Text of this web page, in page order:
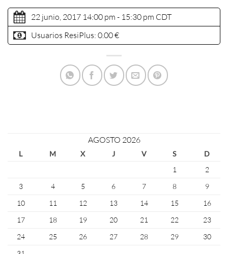
22 junio, 2017 14:00 pm - 15:30 pm CDT
Usuarios ResiPlus: 0.00 €
AGOSTO 2026
L M X J V S
D
1
2
3
4 5 6 7 8
9
10
11 12 13 14 15
16
17
18 19 20 21 22
23
24
25 26 27 28 29
30